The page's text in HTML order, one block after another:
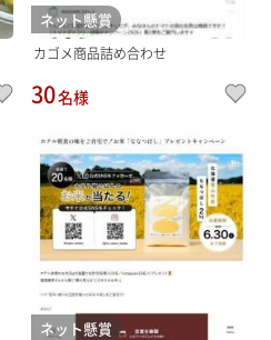
ネット懸賞
カゴメ商品詰め合わせ
30名様
ネット懸賞